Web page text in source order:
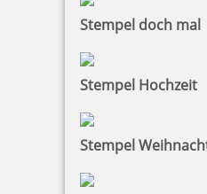
Stempel doch mal
Stempel Hochzeit
Stempel
Jetzt gestalten